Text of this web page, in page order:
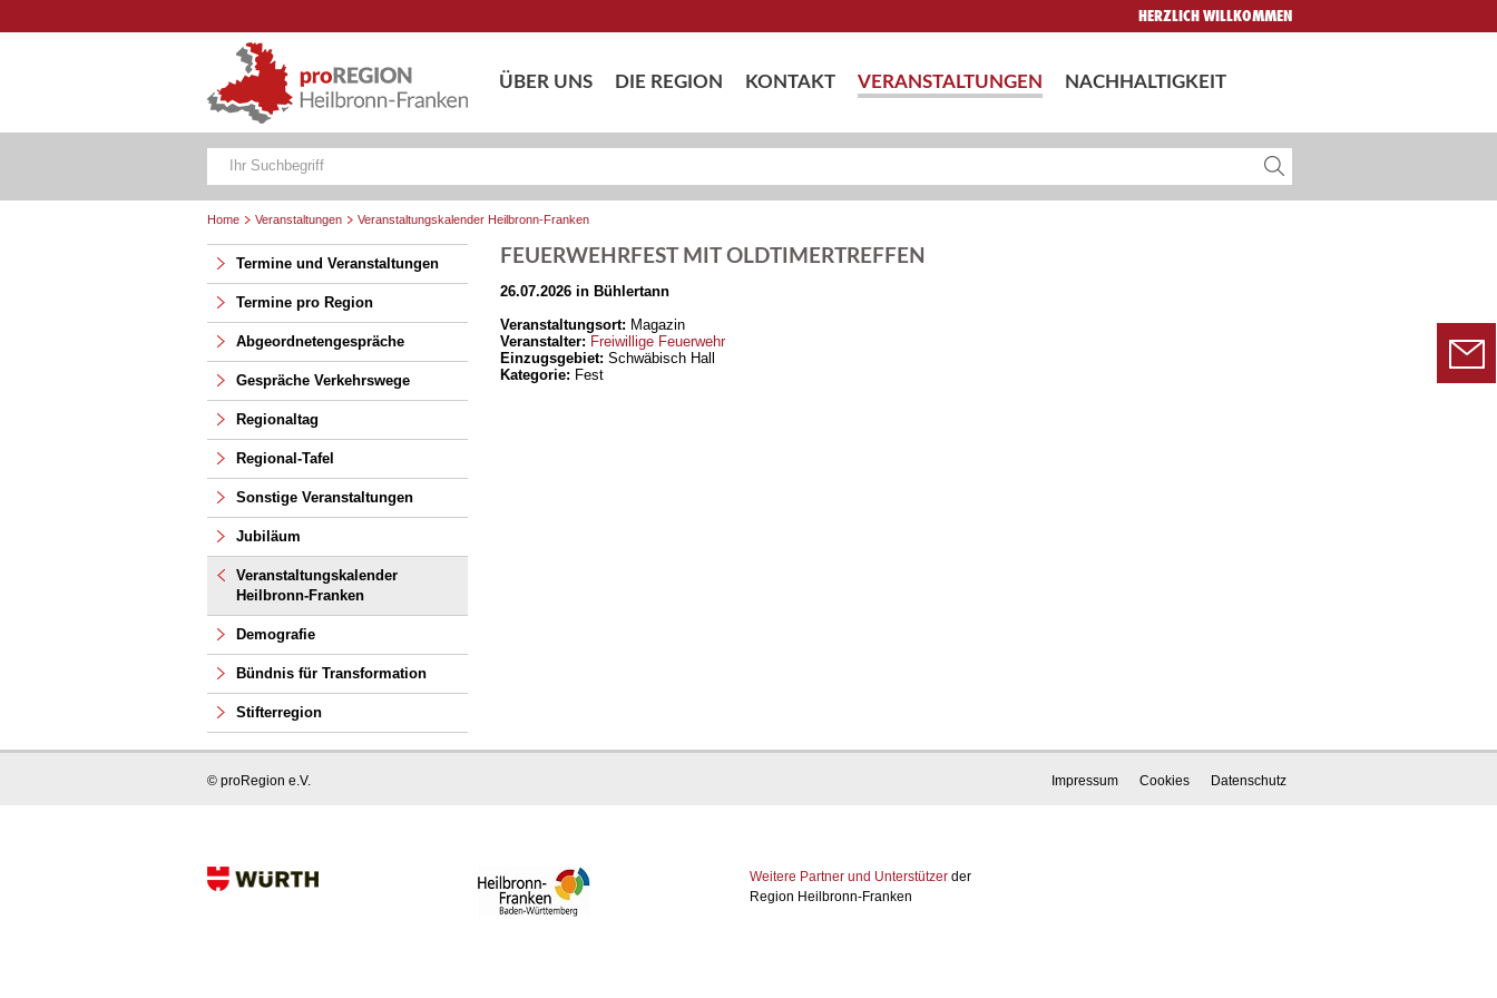
HERZLICH WILLKOMMEN
ÜBER UNS DIE REGION KONTAKT VERANSTALTUNGEN NACHHALTIGKEIT
Home Veranstaltungen Veranstaltungskalender Heilbronn-Franken
Termine und Veranstaltungen
Termine pro Region
Abgeordnetengespräche
Gespräche Verkehrswege
Regionaltag
Regional-Tafel
Sonstige Veranstaltungen
Jubiläum
Veranstaltungskalender
Heilbronn-Franken
Demografie
Bündnis für Transformation
Stifterregion
FEUERWEHRFEST MIT OLDTIMERTREFFEN
26.07.2026 in Bühlertann
Veranstaltungsort: Magazin
Veranstalter: Freiwillige Feuerwehr
Einzugsgebiet: Schwäbisch Hall
Kategorie: Fest
© proRegion e.V. Impressum Cookies Datenschutz
Weitere Partner und Unterstützerder
Region Heilbronn-Franken